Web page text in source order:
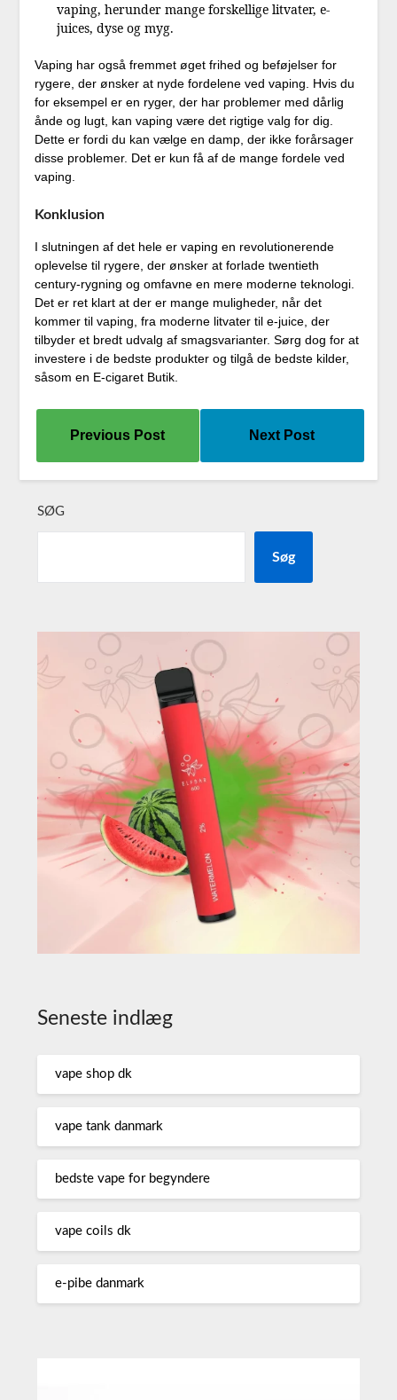
vaping, herunder mange forskellige litvater, e-
juices, dyse og myg.
Vaping har også fremmet øget frihed og beføjelser for
rygere, der ønsker at nyde fordelene ved vaping. Hvis du
for eksempel er en ryger, der har problemer med dårlig
ånde og lugt, kan vaping være det rigtige valg for dig.
Dette er fordi du kan vælge en damp, der ikke forårsager
disse problemer. Det er kun få af de mange fordele ved
vaping.
Konklusion
I slutningen af det hele er vaping en revolutionerende
oplevelse til rygere, der ønsker at forlade twentieth
century-rygning og omfavne en mere moderne teknologi.
Det er ret klart at der er mange muligheder, når det
kommer til vaping, fra moderne litvater til e-juice, der
tilbyder et bredt udvalg af smagsvarianter. Sørg dog for at
investere i de bedste produkter og tilgå de bedste kilder,
såsom en E-cigaret Butik.
Previous Post Next Post
SØG
Søg
Seneste indlæg
vape shop dk
vape tank danmark
bedste vape for begyndere
vape coils dk
e-pibe danmark